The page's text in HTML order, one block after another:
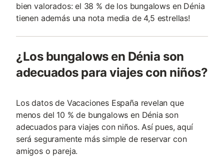
bien valorados: el 38 % de los bungalows en Dénia
tienen además una nota media de 4,5 estrellas!
¿Los bungalows en Dénia son
adecuados para viajes con niños?
Los datos de Vacaciones España revelan que
menos del 10 % de bungalows en Dénia son
adecuados para viajes con niños. Así pues, aquí
será seguramente más simple de reservar con
amigos o pareja.